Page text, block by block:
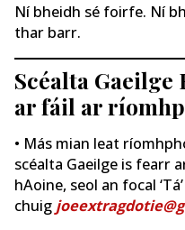
Ní bheidh sé foirfe. Ní
thar barr.
Scéalta Gaeilge
ar fáil ar
• Más mian leat
scéalta Gaeilge is fearr
hAoine, seol an focal ‘Tá’
chuig